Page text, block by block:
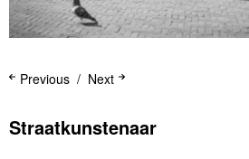
Next
Previous
Straatkunstenaar